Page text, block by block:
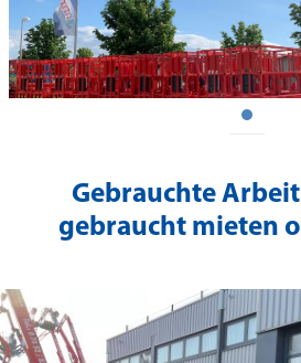
Gebrauchte
gebraucht mieten